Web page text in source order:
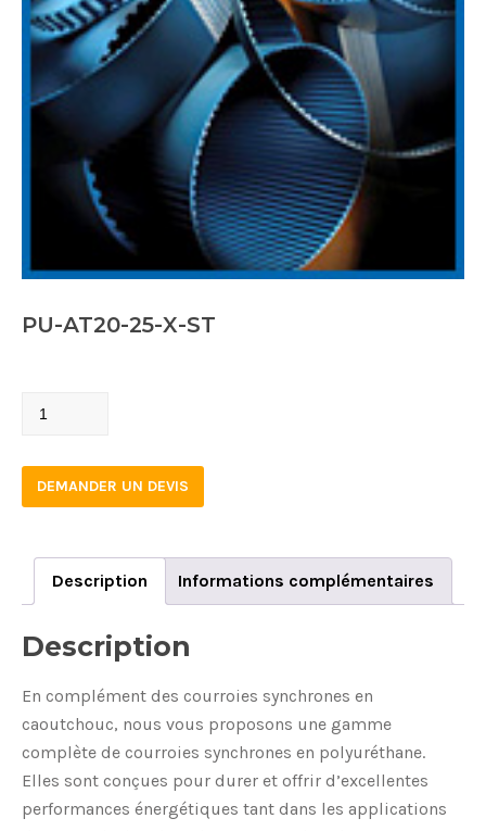
PU-AT20-25-X-ST
PU-
25-
DEMANDER UN DEVIS
Description Informations complémentaires
Description
En complément des courroies synchrones en
caoutchouc, nous vous proposons une gamme
complète de courroies synchrones en polyuréthane.
Elles sont conçues pour durer et offrir d’excellentes
performances énergétiques tant dans les applications